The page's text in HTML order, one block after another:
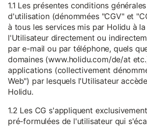
1.1 Les présentes conditions
d'utilisation (dénommées "CGV" et
à tous les services mis par Holidu à
l'Utilisateur directement ou
par e-mail ou par téléphone, quels
domaines (www.holidu.com/de/at
applications (collectivement
Web") par lesquels l'Utilisateur
Holidu.
1.2 Les CG s'appliquent
pré-formulées de l'utilisateur qui